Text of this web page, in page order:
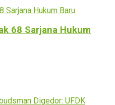
68 Sarjana Hukum